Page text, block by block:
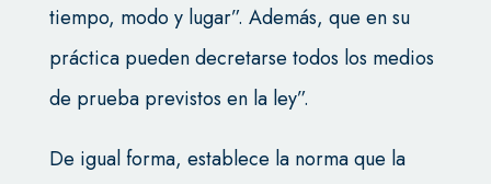
tiempo, modo y lugar”. Además, que en su
práctica pueden decretarse todos los medios
de prueba previstos en la ley”.
De igual forma, establece la norma que la